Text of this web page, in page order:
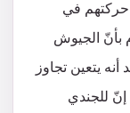
تعيق حركتهم في
بأنّ الجيوش
أنه يتعين تجاوز
إنّ للجندي